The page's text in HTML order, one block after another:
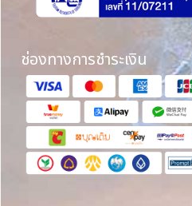
ช่องทางการชำระเงิน